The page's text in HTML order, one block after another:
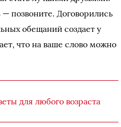
позвоните. Договорились
обещаний создает у
что на ваше слово можно
для любого возраста